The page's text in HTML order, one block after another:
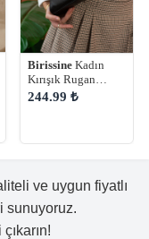
Birissine Kadın
Kırışık Rugan
Baget Omuz
244.99 ₺
ve uygun fiyatlı
sunuyoruz.